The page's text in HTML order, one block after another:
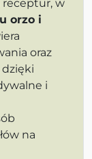
receptur, w
orzo i
oraz
dzięki
i
na